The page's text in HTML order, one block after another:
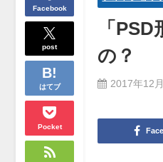
Facebook
post
はてブ
Pocket
「
の？
2017年12